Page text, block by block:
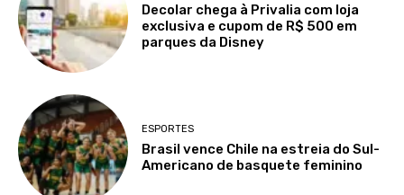
Decolar chega à Privalia com loja
exclusiva e cupom de R$ 500 em
parques da Disney
ESPORTES
Brasil vence Chile na estreia do Sul-
Americano de basquete feminino